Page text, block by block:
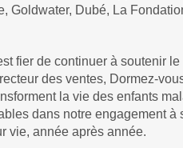
Goldwater, Dubé, La
fier de continuer à soutenir
des ventes, Dormez-
la vie des enfants
dans notre engagement
vie, année après année.